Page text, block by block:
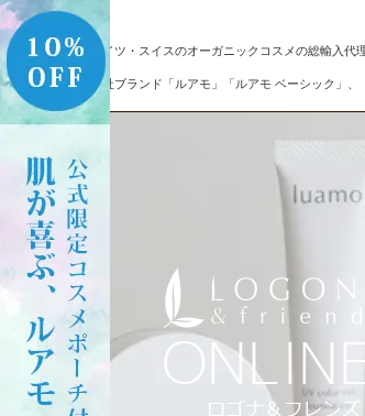
ドイツ・スイスのオーガニックコスメの総輸入代
自社ブランド「ルアモ」「ルアモ ベーシック」